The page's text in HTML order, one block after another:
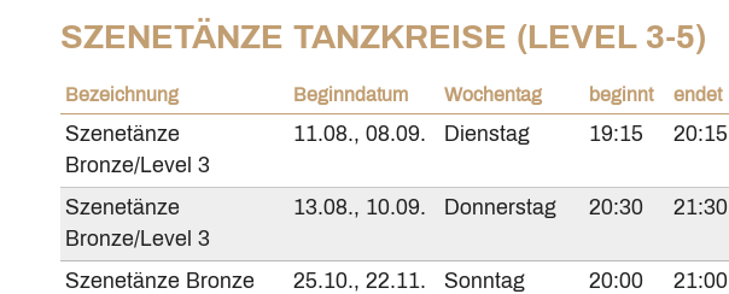
SZENETÄNZE TANZKREISE (LEVEL 3-5)
Bezeichnung Beginndatum Wochentag beginnt endet
Szenetänze
Bronze/Level 3
11.08., 08.09. Dienstag 19:15 20:15
Szenetänze
Bronze/Level 3
13.08., 10.09. Donnerstag 20:30 21:30
Szenetänze Bronze 25.10., 22.11. Sonntag 20:00 21:00